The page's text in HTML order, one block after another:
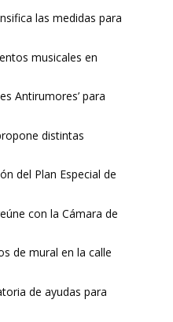
las medidas para
musicales en
Antirumores’ para
distintas
del Plan Especial de
con la Cámara de
de mural en la calle
de ayudas para